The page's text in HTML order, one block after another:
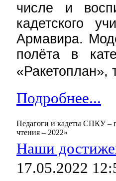
числе и
кадетского
Армавира.
полёта в
«Ракетоплан»,
Подробнее...
Педагоги и кадеты СПКУ –
чтения – 2022»
Наши
17.05.2022